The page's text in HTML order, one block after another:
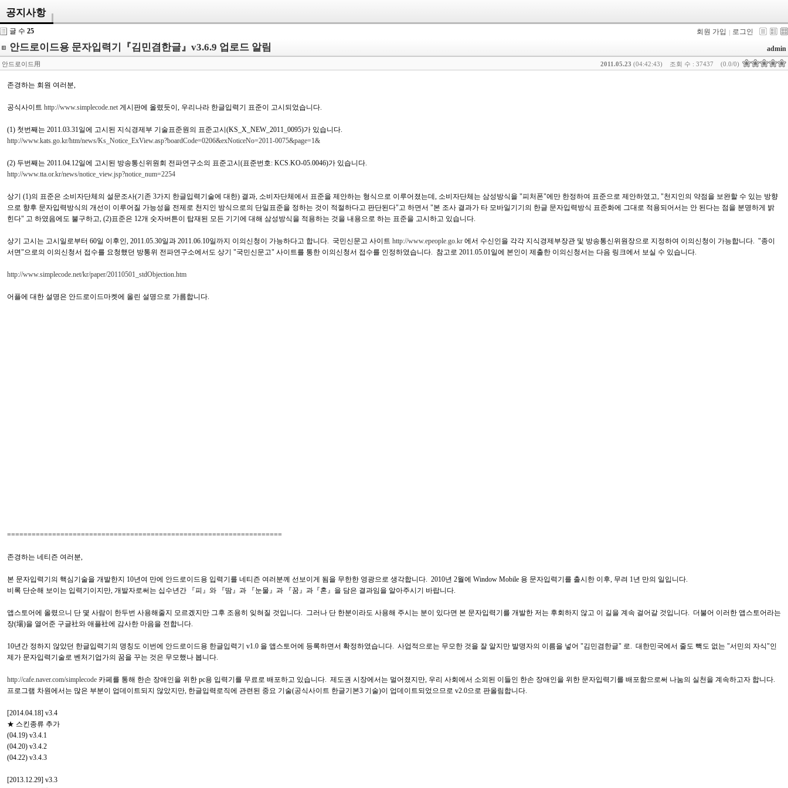
공지사항
글 수 25 회원 가입 로그인
안드로이드용 문자입력기『김민겸한글』v3.6.9 업로드 알림 admin
(0.0/0)
조회 수 : 37437
2011.05.23 (04:42:43)
안드로이드用
존경하는 회원 여러분,
공식사이트 http://www.simplecode.net 게시판에 올렸듯이, 우리나라 한글입력기 표준이 고시되었습니다.
(1) 첫번째는 2011.03.31일에 고시된 지식경제부 기술표준원의 표준고시(KS_X_NEW_2011_0095)가 있습니다.
http://www.kats.go.kr/htm/news/Ks_Notice_ExView.asp?boardCode=0206&exNoticeNo=2011-0075&page=1&
(2) 두번째는 2011.04.12일에 고시된 방송통신위원회 전파연구소의 표준고시(표준번호: KCS.KO-05.0046)가 있습니다.
http://www.tta.or.kr/news/notice_view.jsp?notice_num=2254
상기 (1)의 표준은 소비자단체의 설문조사(기존 3가지 한글입력기술에 대한) 결과, 소비자단체에서 표준을 제안하는 형식으로 이루어졌는데, 소비자단체는 삼성방식을 "피처폰"에만 한정하여 표준으로 제안하였고, "천지인의 약점을 보완할 수 있는 방향
으로 향후 문자입력방식의 개선이 이루어질 가능성을 전제로 천지인 방식으로의 단일표준을 정하는 것이 적절하다고 판단된다"고 하면서 "본 조사 결과가 타 모바일기기의 한글 문자입력방식 표준화에 그대로 적용되어서는 안 된다는 점을 분명하게 밝
힌다" 고 하였음에도 불구하고, (2)표준은 12개 숫자버튼이 탑재된 모든 기기에 대해 삼성방식을 적용하는 것을 내용으로 하는 표준을 고시하고 있습니다.
상기 고시는 고시일로부터 60일 이후인, 2011.05.30일과 2011.06.10일까지 이의신청이 가능하다고 합니다. 국민신문고 사이트 http://www.epeople.go.kr 에서 수신인을 각각 지식경제부장관 및 방송통신위원장으로 지정하여 이의신청이 가능합니다. "종이
서면"으로의 이의신청서 접수를 요청했던 방통위 전파연구소에서도 상기 "국민신문고" 사이트를 통한 이의신청서 접수를 인정하였습니다. 참고로 2011.05.01일에 본인이 제출한 이의신청서는 다음 링크에서 보실 수 있습니다.
http://www.simplecode.net/kr/paper/20110501_stdObjection.htm
어플에 대한 설명은 안드로이드마켓에 올린 설명으로 가름합니다.
===================================================================
존경하는 네티즌 여러분,
본 문자입력기의 핵심기술을 개발한지 10년여 만에 안드로이드용 입력기를 네티즌 여러분께 선보이게 됨을 무한한 영광으로 생각합니다. 2010년 2월에 Window Mobile 용 문자입력기를 출시한 이후, 무려 1년 만의 일입니다.
비록 단순해 보이는 입력기이지만, 개발자로써는 십수년간 『피』와 『땀』과 『눈물』과 『꿈』과『혼』을 담은 결과임을 알아주시기 바랍니다.
앱스토어에 올렸으니 단 몇 사람이 한두번 사용해줄지 모르겠지만 그후 조용히 잊혀질 것입니다. 그러나 단 한분이라도 사용해 주시는 분이 있다면 본 문자입력기를 개발한 저는 후회하지 않고 이 길을 계속 걸어갈 것입니다. 더불어 이러한 앱스토어라는
장(場)을 열어준 구글社와 애플社에 감사한 마음을 전합니다.
10년간 정하지 않았던 한글입력기의 명칭도 이번에 안드로이드용 한글입력기 v1.0 을 앱스토어에 등록하면서 확정하였습니다. 사업적으로는 무모한 것을 잘 알지만 발명자의 이름을 넣어 "김민겸한글" 로. 대한민국에서 줄도 빽도 없는 "서민의 자식"인
제가 문자입력기술로 벤처기업가의 꿈을 꾸는 것은 무모했나 봅니다.
http://cafe.naver.com/simplecode 카페를 통해 한손 장애인을 위한 pc용 입력기를 무료로 배포하고 있습니다. 제도권 시장에서는 멀어졌지만, 우리 사회에서 소외된 이들인 한손 장애인을 위한 문자입력기를 배포함으로써 나눔의 실천을 계속하고자 합니다.
프로그램 차원에서는 많은 부분이 업데이트되지 않았지만, 한글입력로직에 관련된 중요 기술(공식사이트 한글기본3 기술)이 업데이트되었으므로 v2.0으로 판올림합니다.
[2014.04.18] v3.4
★ 스킨종류 추가
(04.19) v3.4.1
(04.20) v3.4.2
(04.22) v3.4.3
[2013.12.29] v3.3